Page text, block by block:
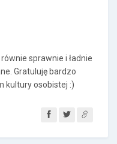
sprawnie i ładnie
Gratuluję bardzo
kultury osobistej :)